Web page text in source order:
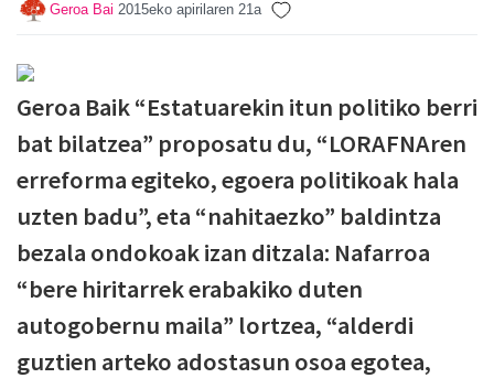
Geroa Bai 2015eko apirilaren 21a
Geroa Baik “Estatuarekin itun politiko berri
bat bilatzea” proposatu du, “LORAFNAren
erreforma egiteko, egoera politikoak hala
uzten badu”, eta “nahitaezko” baldintza
bezala ondokoak izan ditzala: Nafarroa
“bere hiritarrek erabakiko duten
autogobernu maila” lortzea, “alderdi
guztien arteko adostasun osoa egotea,